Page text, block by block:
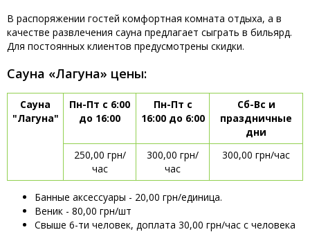
В распоряжении гостей комфортная комната отдыха, а в
качестве развлечения сауна предлагает сыграть в бильярд.
Для постоянных клиентов предусмотрены скидки.
Сауна «Лагуна» цены:
Сауна
"Лагуна"
Пн-Пт с 6:00
до 16:00
Пн-Пт с
16:00 до 6:00
Сб-Вс и
праздничные
дни
250,00 грн/
час
300,00 грн/
час
300,00 грн/час
Банные аксессуары - 20,00 грн/единица.
Веник - 80,00 грн/шт
Свыше 6-ти человек, доплата 30,00 грн/час с человека